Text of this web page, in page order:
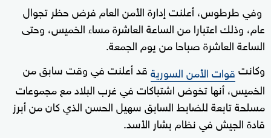
وفي طرطوس، أعلنت إدارة الأمن العام فرض حظر تجوال
عام، وذلك اعتبارا من الساعة العاشرة مساء الخميس، وحتى
الساعة العاشرة صباحا من يوم الجمعة.
وكانتقوات الأمن السوريةقد أعلنت في وقت سابق من
الخميس، أنها تخوض اشتباكات في غرب البلاد مع مجموعات
مسلحة تابعة للضابط السابق سهيل الحسن الذي كان من أبرز
قادة الجيش في نظام بشار الأسد.